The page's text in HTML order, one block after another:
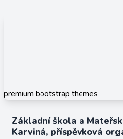
premium bootstrap themes
Základní škola a
Karviná, příspěvková